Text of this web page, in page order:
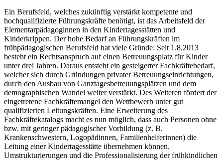
Ein Berufsfeld, welches zukünftig verstärkt kompetente und
hochqualifizierte Führungskräfte benötigt, ist das Arbeitsfeld der
Elementarpädagoginnen in den Kindertagesstätten und
Kinderkrippen. Der hohe Bedarf an Führungskräften im
frühpädagogischen Berufsfeld hat viele Gründe: Seit 1.8.2013
besteht ein Rechtsanspruch auf einen Betreuungsplatz für Kinder
unter drei Jahren. Daraus entsteht ein gesteigerter Fachkräftebedarf,
welcher sich durch Gründungen privater Betreuungseinrichtungen,
durch den Ausbau von Ganztagesbetreuungsplätzen und dem
demographischen Wandel weiter verstärkt. Des Weiteren fördert der
eingetretene Fachkräftemangel den Wettbewerb unter gut
qualifizierten Leitungskräften. Eine Erweiterung des
Fachkräftekatalogs macht es nun möglich, dass auch Personen ohne
bzw. mit geringer pädagogischer Vorbildung (z. B.
Krankenschwestern, Logopädinnen, Familienhelferinnen) die
Leitung einer Kindertagesstätte übernehmen können.
Umstrukturierungen und die Professionalisierung der frühkindlichen